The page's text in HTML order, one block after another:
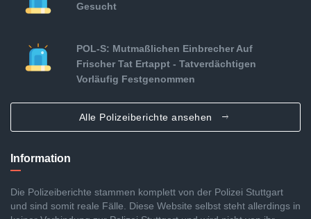
Gesucht
POL-S: Mutmaßlichen Einbrecher Auf
Frischer Tat Ertappt - Tatverdächtigen
Vorläufig Festgenommen
Alle Polizeiberichte ansehen
Information
Die Polizeiberichte stammen komplett von der Polizei Stuttgart
und sind somit reale Fälle. Diese Website selbst steht allerdings in